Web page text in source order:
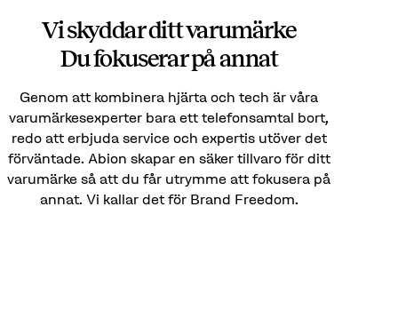
Vi skyddar ditt varumärke
Du fokuserar på annat
Genom att kombinera hjärta och tech är våra
varumärkesexperter bara ett telefonsamtal bort,
redo att erbjuda service och expertis utöver det
förväntade. Abion skapar en säker tillvaro för ditt
varumärke så att du får utrymme att fokusera på
annat. Vi kallar det för Brand Freedom.